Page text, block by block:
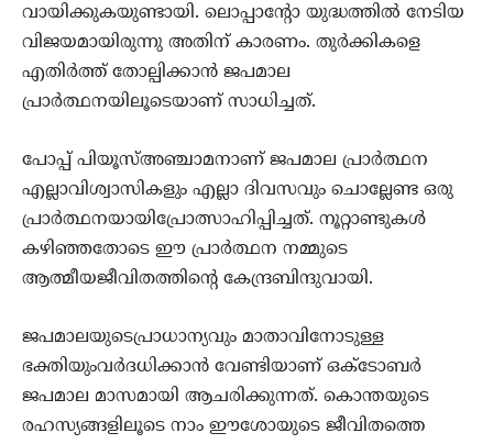
വായിക്കുകയുണ്ടായി. ലൊപ്പാന്റോ യുദ്ധത്തില്‍ നേടിയ
വിജയമായിരുന്നു അതിന് കാരണം. തുര്‍ക്കികളെ
എതിര്‍ത്ത് തോല്പിക്കാന്‍ ജപമാല
പ്രാര്‍ത്ഥനയിലൂടെയാണ് സാധിച്ചത്.
പോപ്പ് പിയൂസ്അഞ്ചാമനാണ് ജപമാല പ്രാര്‍ത്ഥന
എല്ലാവിശ്വാസികളും എല്ലാ ദിവസവും ചൊല്ലേണ്ട ഒരു
പ്രാര്‍ത്ഥനയായിപ്രോത്സാഹിപ്പിച്ചത്. നൂറ്റാണ്ടുകള്‍
കഴിഞ്ഞതോടെ ഈ പ്രാര്‍ത്ഥന നമ്മുടെ
ആത്മീയജീവിതത്തിന്റെ കേന്ദ്രബിന്ദുവായി.
ജപമാലയുടെപ്രാധാന്യവും മാതാവിനോടുള്ള
ഭക്തിയുംവര്‍ദധിക്കാന്‍ വേണ്ടിയാണ് ഒക്ടോബര്‍
ജപമാല മാസമായി ആചരിക്കുന്നത്. കൊന്തയുടെ
രഹസ്യങ്ങളിലൂടെ നാം ഈശോയുടെ ജീവിതത്തെ